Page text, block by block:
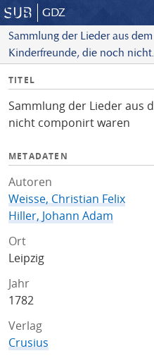
GDZ
Sammlung der Lieder aus dem
Kinderfreunde, die noch nicht
I
f
o
TITEL
Sammlung der Lieder aus
nicht componirt waren
METADATEN
Autoren
Weisse, Christian Felix
Hiller, Johann Adam
Ort
Leipzig
Jahr
1782
Verlag
Crusius